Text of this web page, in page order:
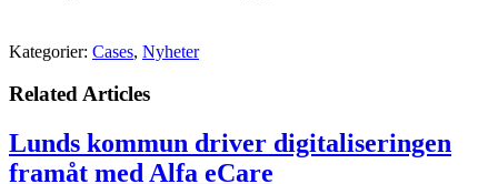
Kategorier: Cases, Nyheter
Related Articles
Lunds kommun driver digitaliseringen
framåt med Alfa eCare